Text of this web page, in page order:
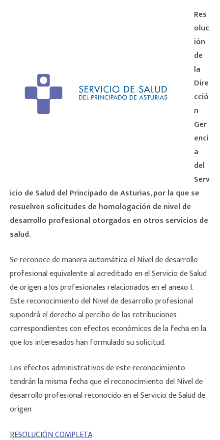
Res
oluc
ión
de
la
Dire
cció
n
Ger
enci
a
del
Serv
icio de Salud del Principado de Asturias, por la que se
resuelven solicitudes de homologación de nivel de
desarrollo profesional otorgados en otros servicios de
salud.
Se reconoce de manera automática el Nivel de desarrollo
profesional equivalente al acreditado en el Servicio de Salud
de origen a los profesionales relacionados en el anexo I.
Este reconocimiento del Nivel de desarrollo profesional
supondrá el derecho al percibo de las retribuciones
correspondientes con efectos económicos de la fecha en la
que los interesados han formulado su solicitud.
Los efectos administrativos de este reconocimiento
tendrán la misma fecha que el reconocimiento del Nivel de
desarrollo profesional reconocido en el Servicio de Salud de
origen
RESOLUCIÓN COMPLETA